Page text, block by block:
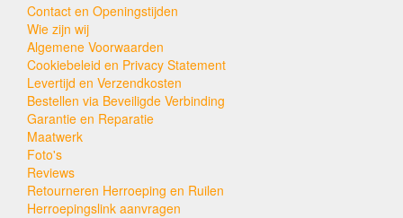
Contact en Openingstijden
Wie zijn wij
Algemene Voorwaarden
Cookiebeleid en Privacy Statement
Levertijd en Verzendkosten
Bestellen via Beveiligde Verbinding
Garantie en Reparatie
Maatwerk
Foto's
Reviews
Retourneren Herroeping en Ruilen
Herroepingslink aanvragen